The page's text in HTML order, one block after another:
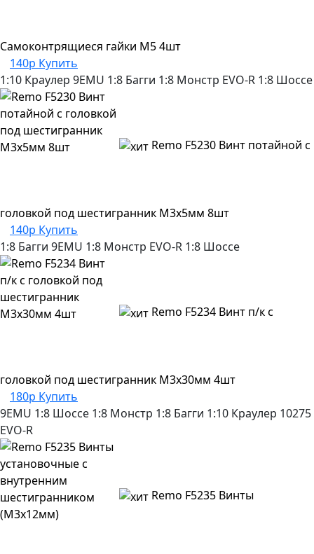
Самоконтрящиеся гайки M5 4шт
140р Купить
1:10 Краулер 9EMU 1:8 Багги 1:8 Монстр EVO-R 1:8 Шоссе
Remo F5230 Винт потайной с
головкой под шестигранник М3х5мм 8шт
140р Купить
1:8 Багги 9EMU 1:8 Монстр EVO-R 1:8 Шоссе
Remo F5234 Винт п/к с
головкой под шестигранник М3х30мм 4шт
180р Купить
9EMU 1:8 Шоссе 1:8 Монстр 1:8 Багги 1:10 Краулер 10275
EVO-R
Remo F5235 Винты